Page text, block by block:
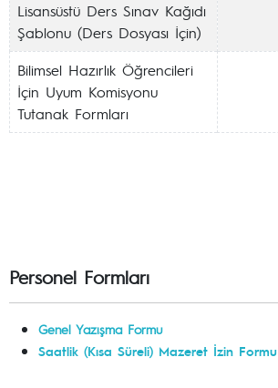
Lisansüstü Ders Sınav Kağıdı
Şablonu (Ders Dosyası İçin)
Bilimsel Hazırlık Öğrencileri
İçin Uyum Komisyonu
Tutanak Formları
Personel Formları
Genel Yazışma Formu
Saatlik (Kısa Süreli) Mazeret İzin Formu